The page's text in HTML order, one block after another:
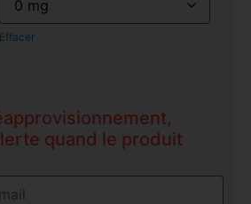
Effacer
quand le produit